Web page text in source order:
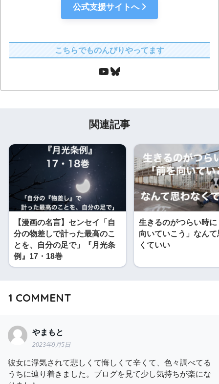
公式支援サイトへ
こちらでものんびりやってます
関連記事
【漫画の名言】センセイ「自
分の物差しで計った最高のこ
とを、自分の足で」『月光条
例』17・18巻
生きるのがつらい時に
向いていこう」なんて
くていい
1 COMMENT
やまもと
2023年9月5日
彼女に浮気されて悲しくて悔しくて辛くて、色々調べてる
うちに辿り着きました。ブログを見て少し気持ちが楽にな